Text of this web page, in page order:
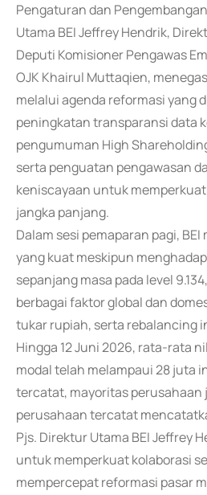
Pengaturan dan
Utama BEI Jeffrey Hendrik,
Deputi Komisioner Pengawas
OJK Khairul Muttaqien,
melalui agenda reformasi yang
peningkatan transparansi data
pengumuman High
serta penguatan pengawasan
keniscayaan untuk
jangka panjang.
Dalam sesi pemaparan pagi,
yang kuat meskipun
sepanjang masa pada level
berbagai faktor global dan
tukar rupiah, serta rebalancing
Hingga 12 Juni 2026, rata-rata
modal telah melampaui 28 juta
tercatat, mayoritas perusahaan
perusahaan tercatat
Pjs. Direktur Utama BEI Jeffrey
untuk memperkuat kolaborasi
mempercepat reformasi pasar